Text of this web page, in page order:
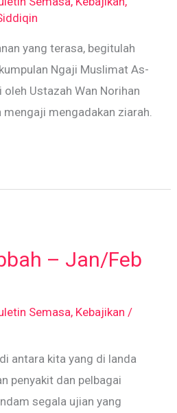
yang terasa, begitulah
Ngaji Muslimat As-
Ustazah Wan Norihan
mengadakan ziarah.
– Jan/Feb
Semasa, Kebajikan /
antara kita yang di landa
penyakit dan pelbagai
segala ujian yang